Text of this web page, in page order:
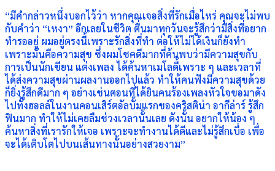
“มีคำกล่าวหนึ่งบอกไว้ว่า หากคุณเจอสิ่งที่รักเมื่อไหร่ คุณจะไม่พบ
กับคำว่า “เหงา” อีกเลยในชีวิต ตื่นมาทุกวันจะรู้สึกว่ามีสิ่งที่อยาก
ทำรออยู่ ผมอยู่ตรงนี้เพราะรักสิ่งที่ทำ ต่อให้ไม่ได้เงินก็ยังทำ
เพราะมันคือความสุข ซึ่งผมโชคดีมากที่ค้นพบว่ามีความสุขกับ
การเป็นนักเขียน แต่งเพลง ได้ค้นหาเมโลดี้เพราะ ๆ และเวลาที่
ได้ส่งความสุขผ่านผลงานออกไปแล้ว ทำให้คนฟังมีความสุขด้วย
ก็ยิ่งรู้สึกดีมาก ๆ อย่างเช่นตอนที่ได้ยินคนร้องเพลงหัวใจขอมาดัง
ไปทั้งฮอลล์ในงานคอนเสิร์ตอัลบั้มแรกของคริสติน่า อากีล่าร์ รู้สึก
ฟินมาก ทำให้ไม่เคยลืมช่วงเวลานั้นเลย ดังนั้น อยากให้น้อง ๆ
ค้นหาสิ่งที่เรารักให้เจอ เพราะจะทำงานได้ดีและไม่รู้สึกเบื่อ เพื่อ
จะได้เติบโตไปบนเส้นทางนั้นอย่างสวยงาม”